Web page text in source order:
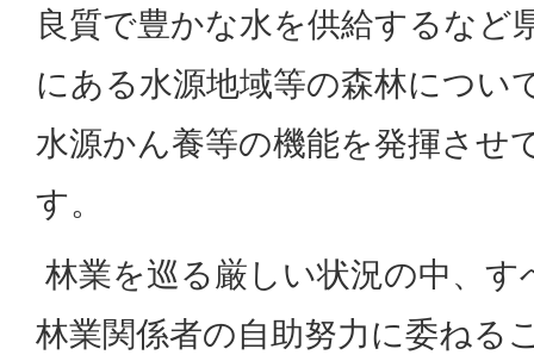
良質で豊かな水を供給するなど
にある水源地域等の森林につい
水源かん養等の機能を発揮させ
す。
林業を巡る厳しい状況の中、
林業関係者の自助努力に委ねる